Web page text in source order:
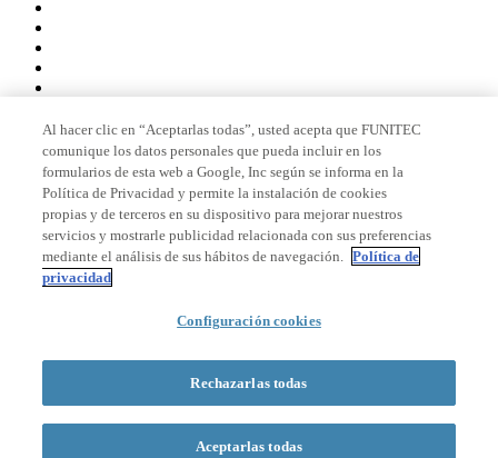
Miembro de
Acreditaciones
© 2026 La Salle Campus Barcelona - URL |
Formulario de búsqueda
Al hacer clic en “Aceptarlas todas”, usted acepta que FUNITEC
comunique los datos personales que pueda incluir en los
formularios de esta web a Google, Inc según se informa en la
Política de Privacidad y permite la instalación de cookies
propias y de terceros en su dispositivo para mejorar nuestros
servicios y mostrarle publicidad relacionada con sus preferencias
mediante el análisis de sus hábitos de navegación. Política de
privacidad
Configuración cookies
Rechazarlas todas
Aceptarlas todas